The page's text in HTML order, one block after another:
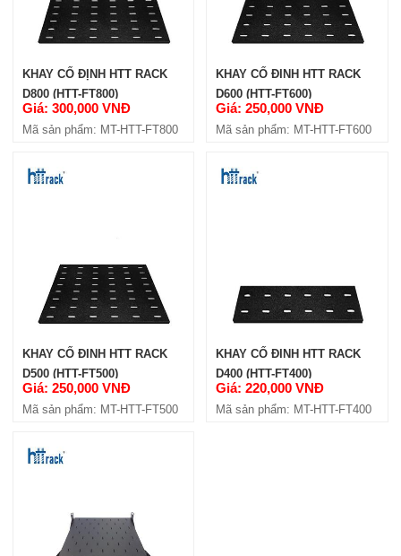
KHAY CỐ ĐỊNH HTT RACK
D800 (HTT-FT800)
Giá: 300,000 VNĐ
Mã sản phẩm: MT-HTT-FT800
KHAY CỐ ĐINH HTT RACK
D600 (HTT-FT600)
Giá: 250,000 VNĐ
Mã sản phẩm: MT-HTT-FT600
KHAY CỐ ĐINH HTT RACK
D500 (HTT-FT500)
Giá: 250,000 VNĐ
Mã sản phẩm: MT-HTT-FT500
KHAY CỐ ĐINH HTT RACK
D400 (HTT-FT400)
Giá: 220,000 VNĐ
Mã sản phẩm: MT-HTT-FT400